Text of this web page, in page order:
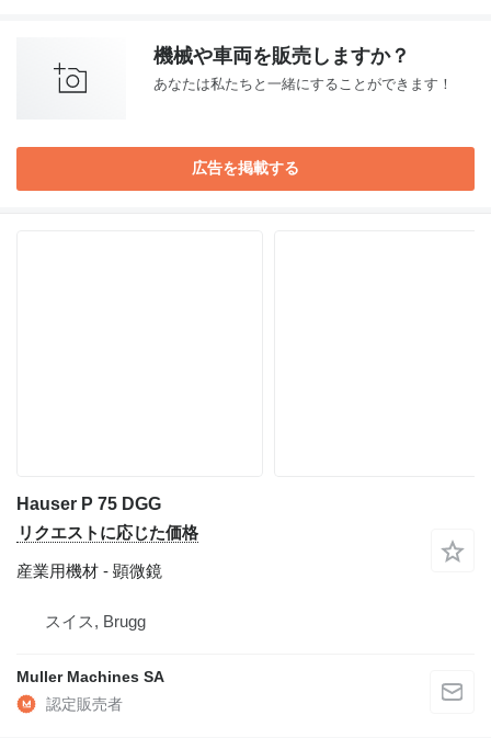
機械や車両を販売しますか？
あなたは私たちと一緒にすることができます！
広告を掲載する
Hauser P 75 DGG
リクエストに応じた価格
産業用機材 - 顕微鏡
スイス, Brugg
Muller Machines SA